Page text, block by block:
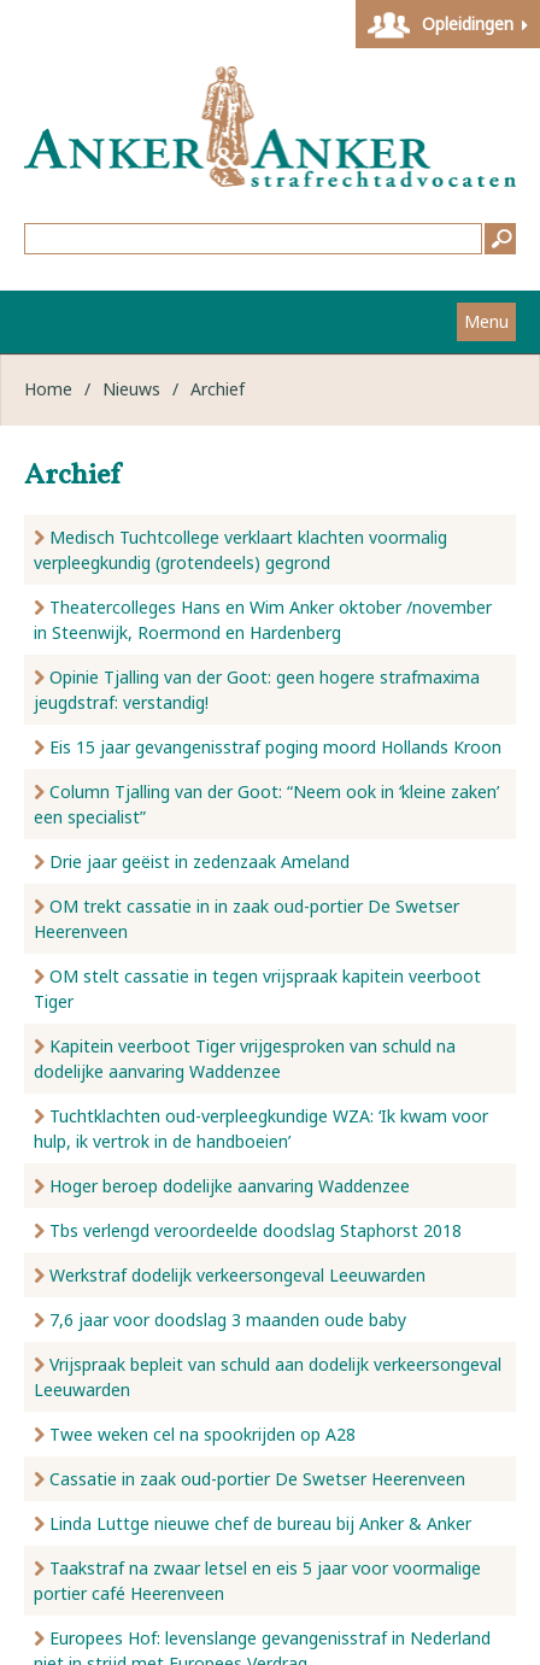
Opleidingen
Menu
Home
Strafzaken
Werkwijze
Nieuws
Over ons
Contact
Home / Nieuws / Archief
Archief
Medisch Tuchtcollege verklaart klachten voormalig
verpleegkundig (grotendeels) gegrond
Theatercolleges Hans en Wim Anker oktober /november
in Steenwijk, Roermond en Hardenberg
Opinie Tjalling van der Goot: geen hogere strafmaxima
jeugdstraf: verstandig!
Eis 15 jaar gevangenisstraf poging moord Hollands Kroon
Column Tjalling van der Goot: “Neem ook in ‘kleine zaken’
een specialist”
Drie jaar geëist in zedenzaak Ameland
OM trekt cassatie in in zaak oud-portier De Swetser
Heerenveen
OM stelt cassatie in tegen vrijspraak kapitein veerboot
Tiger
Kapitein veerboot Tiger vrijgesproken van schuld na
dodelijke aanvaring Waddenzee
Tuchtklachten oud-verpleegkundige WZA: ‘Ik kwam voor
hulp, ik vertrok in de handboeien’
Hoger beroep dodelijke aanvaring Waddenzee
Tbs verlengd veroordeelde doodslag Staphorst 2018
Werkstraf dodelijk verkeersongeval Leeuwarden
7,6 jaar voor doodslag 3 maanden oude baby
Vrijspraak bepleit van schuld aan dodelijk verkeersongeval
Leeuwarden
Twee weken cel na spookrijden op A28
Cassatie in zaak oud-portier De Swetser Heerenveen
Linda Luttge nieuwe chef de bureau bij Anker & Anker
Taakstraf na zwaar letsel en eis 5 jaar voor voormalige
portier café Heerenveen
Europees Hof: levenslange gevangenisstraf in Nederland